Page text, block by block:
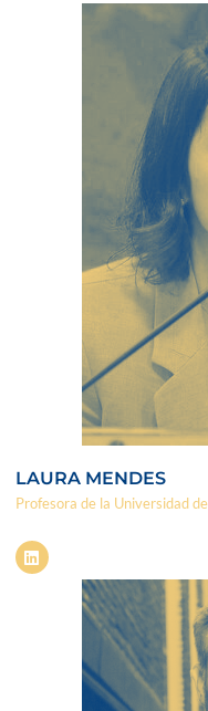
LAURA MENDES
Profesora de la Universidad